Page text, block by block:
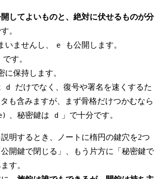
してよいものと、絶対に伏せるものが分
。
いませんし、 e
も公開します。
です。
に保持します。
d
だけでなく、復号や署名を速くするた
も含みますが、まず骨格だけつかむなら
、秘密鍵は d 」で十分です。
明するとき、ノートに楕円の鍵穴を2つ
開鍵で閉じる」、もう片方に「秘密鍵で
す。